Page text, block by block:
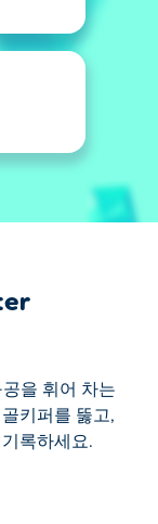
을 휘어 차는
키퍼를 뚫고,
록하세요.